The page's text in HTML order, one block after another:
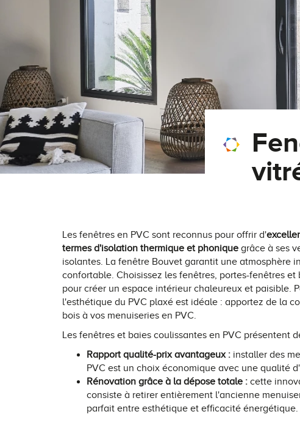
Les fenêtres en PVC sont reconnus pour offrir d'
termes d'isolation thermique et phonique grâce à ses
isolantes. La fenêtre Bouvet garantit une atmosphère
confortable. Choisissez les fenêtres, portes-fenêtres et
pour créer un espace intérieur chaleureux et paisible.
l'esthétique du PVC plaxé est idéale : apportez de la
bois à vos menuiseries en PVC.
Les fenêtres et baies coulissantes en PVC présentent
Rapport qualité-prix avantageux : installer des
PVC est un choix économique avec une qualité
Rénovation grâce à la dépose totale : cette
consiste à retirer entièrement l'ancienne
parfait entre esthétique et efficacité énergétique.